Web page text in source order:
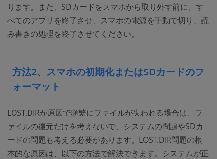
ります。また、SDカードをスマホから取り外す前に、す
べてのアプリを終了させ、スマホの電源を手動で切り、読
み書きの処理を終了させてください。
方法2、スマホの初期化またはSDカードのフ
ォーマット
LOST.DIRが原因で頻繁にファイルが失われる場合は、フ
ァイルの復元だけを考えないで、システムの問題やSDカ
ードの問題も考える必要があります。LOST.DIR問題の根
本的な原因は、以下の方法で解決できます。システムが正